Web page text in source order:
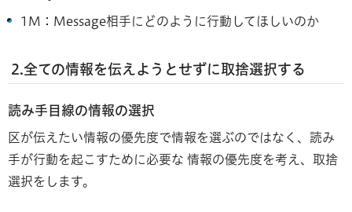
1M：Message相手にどのように行動してほしいのか
2.全ての情報を伝えようとせずに取捨選択する
読み手目線の情報の選択
区が伝えたい情報の優先度で情報を選ぶのではなく、読み
手が行動を起こすために必要な 情報の優先度を考え、取捨
選択をします。